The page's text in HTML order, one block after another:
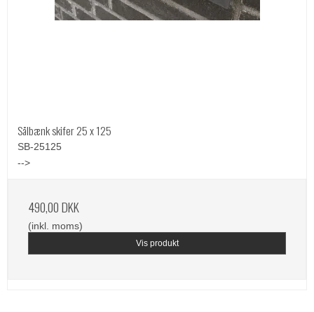
Sålbænk skifer 25 x 125
SB-25125
-->
490,00 DKK
(inkl. moms)
Vis produkt